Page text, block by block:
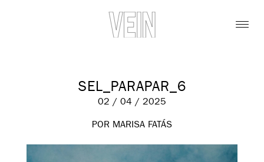
SEL_PARAPAR_6
02 / 04 / 2025
POR MARISA FATÁS